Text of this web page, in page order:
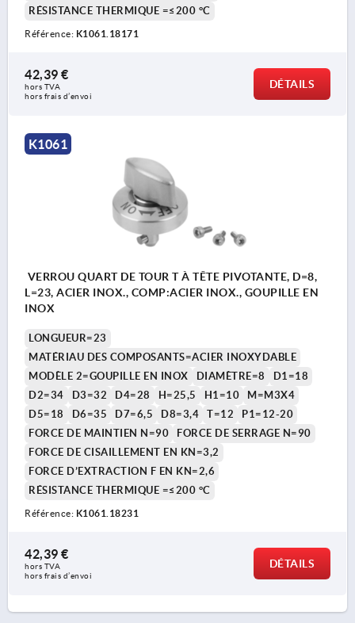
RÉSISTANCE THERMIQUE =≤200 °C
Référence: K1061.18171
42,39 €
hors TVA
hors frais d’envoi
DÉTAILS
K1061
VERROU QUART DE TOUR T À TÊTE PIVOTANTE, D=8,
L=23, ACIER INOX., COMP:ACIER INOX., GOUPILLE EN
INOX
LONGUEUR=23
MATÉRIAU DES COMPOSANTS=ACIER INOXYDABLE
MODÈLE 2=GOUPILLE EN INOX
DIAMÈTRE=8
D1=18
D2=34
D3=32 D4=28 H=25,5 H1=10
M=M3X4
D5=18
D6=35 D7=6,5 D8=3,4 T=12
P1=12-20
FORCE DE MAINTIEN N=90
FORCE DE SERRAGE N=90
FORCE DE CISAILLEMENT EN KN=3,2
FORCE D’EXTRACTION F EN KN=2,6
RÉSISTANCE THERMIQUE =≤200 °C
Référence: K1061.18231
42,39 €
hors TVA
hors frais d’envoi
DÉTAILS